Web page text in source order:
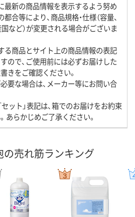
最新の商品情報を表示するよう努め
合等により、商品規格・仕様（容量、
国など）が変更される場合がございま
る商品とサイト上の商品情報の表記
ので、ご使用前には必ずお届けした
きをご確認ください。
要な場合は、メーカー等にお問い合
ット」表記は、箱でのお届けをお約束
あらかじめご了承ください。
売れ筋ランキング